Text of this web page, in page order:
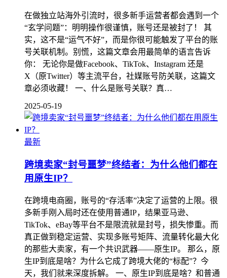
在做独立站海外引流时，很多新手运营者都会遇到一个
“玄学问题”：明明操作很谨慎，账号还是被封了！ 其
实，这不是“运气不好”，而是你很可能触发了平台的账
号关联机制。别慌，这篇文章会用最简单的语言告诉
你： 无论你是做Facebook、TikTok、Instagram 还是
X（原Twitter）等主流平台，社媒账号防关联，这篇文
章必须收藏！ 一、什么是账号关联？真…
2025-05-19
最新
跨境卖家“封号噩梦”终结者：为什么他们都在
用原生IP？
在跨境电商圈，账号的“存活率”决定了运营的上限。很
多新手刚入局时还在使用普通IP，结果亚马逊、
TikTok、eBay等平台不是限流就是封号，损失惨重。而
真正做到稳定运营、实现多账号矩阵、流量转化最大化
的那些大卖家，有一个共识武器——原生IP。 那么，原
生IP到底是啥？为什么它成了跨境大佬的“标配”？今
天，我们就来深度拆解。 一、原生IP到底是啥？和普通